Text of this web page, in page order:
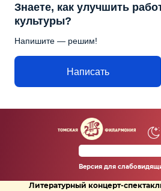
Знаете, как улучшить
культуры?
Напишите — решим!
Написать
Версия для
Литературный концерт-